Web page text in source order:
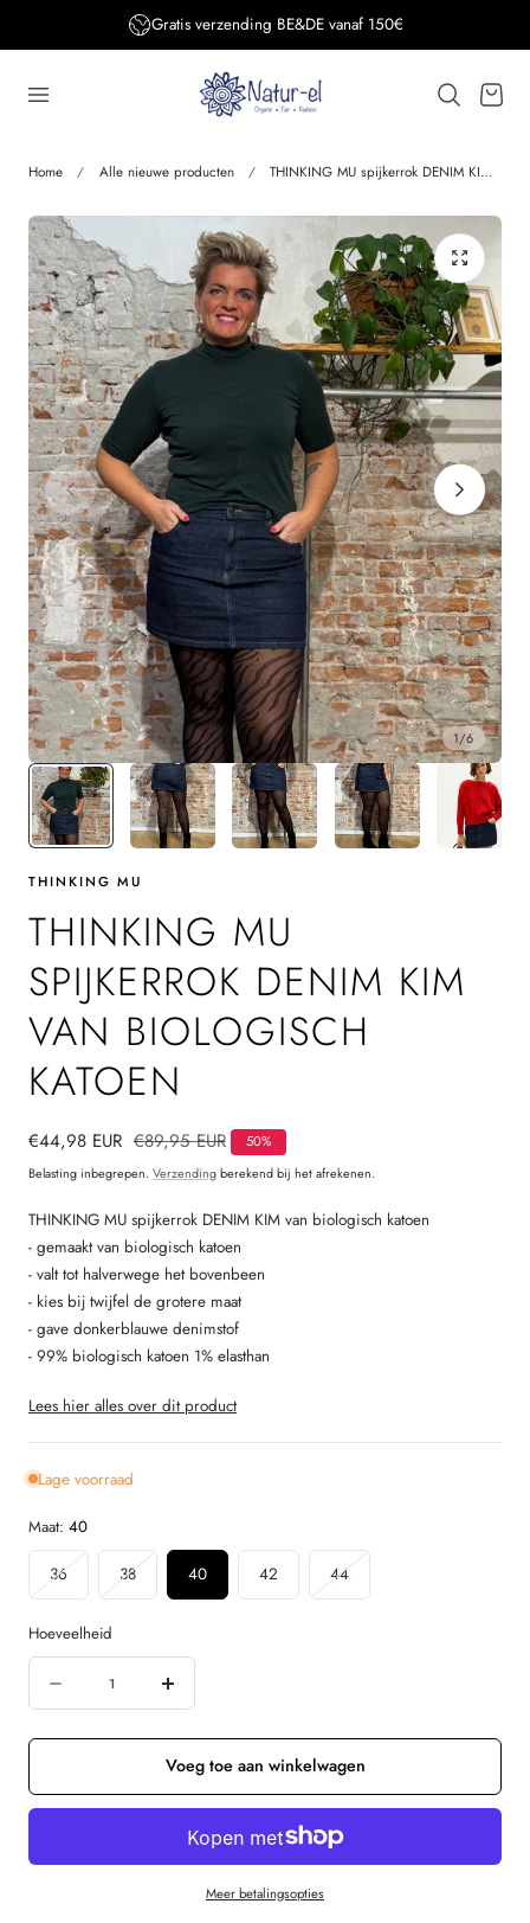
Gratis verzending BE&DE vanaf 150€
Home Alle nieuwe producten THINKING MU spijkerrok DENIM KIM van biologisch katoen
1/6
THINKING MU
THINKING MU
SPIJKERROK DENIM KIM
VAN BIOLOGISCH
KATOEN
Verkoopprijs
€44,98 EUR Normale
prijs
€89,95 EUR
50%
Belasting inbegrepen. Verzendingberekend bij het afrekenen.
THINKING MU spijkerrok DENIM KIM van biologisch katoen
- gemaakt van biologisch katoen
- valt tot halverwege het bovenbeen
- kies bij twijfel de grotere maat
- gave donkerblauwe denimstof
- 99% biologisch katoen 1% elasthan
Lees hier alles over dit product
Lage voorraad
Maat: 40
36Variant
uitverkocht
of
niet
beschikbaar
38Variant
uitverkocht
niet
beschikbaar
40 42 44Variant
uitverkocht
Hoeveelheid
verminderen
THINKING
spijkerrok
Verhoog
de
hoeveelheid
voor
THINKING
MU
spijkerrok
Voeg toe aan winkelwagen
Meer betalingsopties